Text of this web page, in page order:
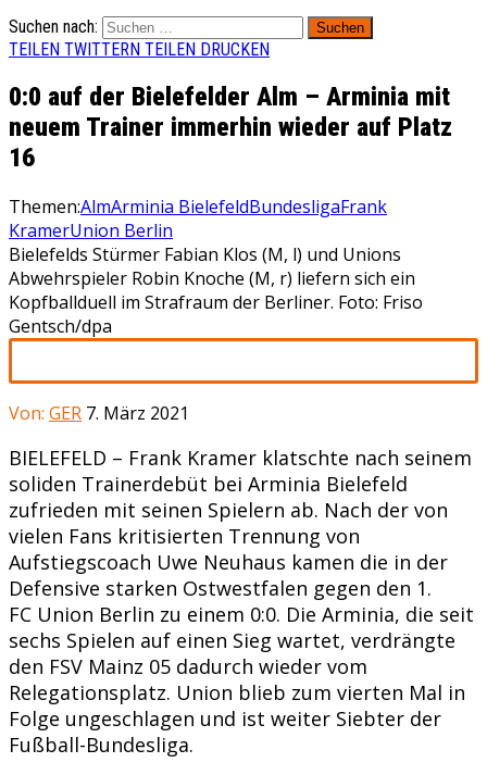
Suchen nach:
TEILEN TWITTERN TEILEN DRUCKEN
0:0 auf der Bielefelder Alm – Arminia mit
neuem Trainer immerhin wieder auf Platz
16
Themen:AlmArminia BielefeldBundesligaFrank
KramerUnion Berlin
Bielefelds Stürmer Fabian Klos (M, l) und Unions
Abwehrspieler Robin Knoche (M, r) liefern sich ein
Kopfballduell im Strafraum der Berliner. Foto: Friso
Gentsch/dpa
Von: GER 7. März 2021
BIELEFELD – Frank Kramer klatschte nach seinem
soliden Trainerdebüt bei Arminia Bielefeld
zufrieden mit seinen Spielern ab. Nach der von
vielen Fans kritisierten Trennung von
Aufstiegscoach Uwe Neuhaus kamen die in der
Defensive starken Ostwestfalen gegen den 1.
FC Union Berlin zu einem 0:0. Die Arminia, die seit
sechs Spielen auf einen Sieg wartet, verdrängte
den FSV Mainz 05 dadurch wieder vom
Relegationsplatz. Union blieb zum vierten Mal in
Folge ungeschlagen und ist weiter Siebter der
Fußball-Bundesliga.